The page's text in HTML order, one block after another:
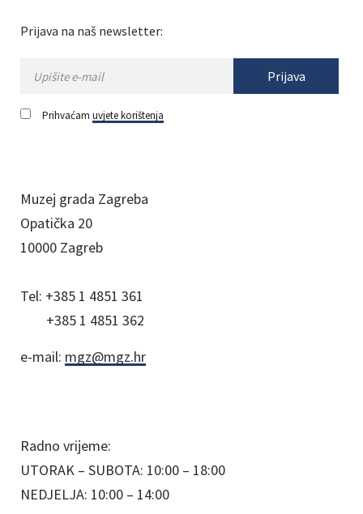
Prijava na naš newsletter:
Prijava
Prihvaćam uvjete korištenja
Muzej grada Zagreba
Opatička 20
10000 Zagreb
Tel: +385 1 4851 361
+385 1 4851 362
e-mail: mgz@mgz.hr
Radno vrijeme:
UTORAK – SUBOTA: 10:00 – 18:00
NEDJELJA: 10:00 – 14:00